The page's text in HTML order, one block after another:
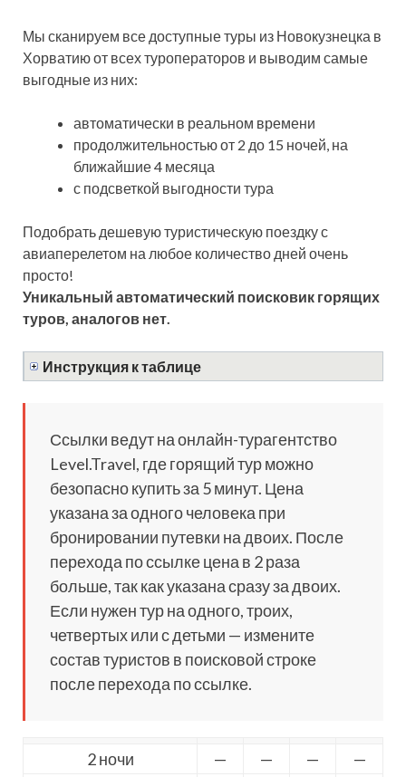
Мы сканируем все доступные туры из Новокузнецка в
Хорватию от всех туроператоров и выводим самые
выгодные из них:
автоматически в реальном времени
продолжительностью от 2 до 15 ночей, на
ближайшие 4 месяца
с подсветкой выгодности тура
Подобрать дешевую туристическую поездку с
авиаперелетом на любое количество дней очень
просто!
Уникальный автоматический поисковик горящих
туров, аналогов нет.
Инструкция к таблице
Ссылки ведут на онлайн-турагентство
Level.Travel, где горящий тур можно
безопасно купить за 5 минут. Цена
указана за одного человека при
бронировании путевки на двоих. После
перехода по ссылке цена в 2 раза
больше, так как указана сразу за двоих.
Если нужен тур на одного, троих,
четвертых или с детьми — измените
состав туристов в поисковой строке
после перехода по ссылке.
2 ночи — — —
—